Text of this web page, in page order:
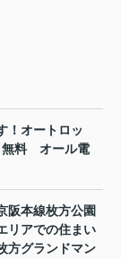
！オートロッ
料 オール電
阪本線枚方公園
リアでの住まい
方グランドマン